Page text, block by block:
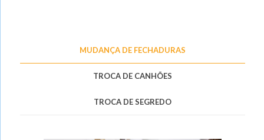
MUDANÇA DE FECHADURAS
TROCA DE CANHÕES
TROCA DE SEGREDO